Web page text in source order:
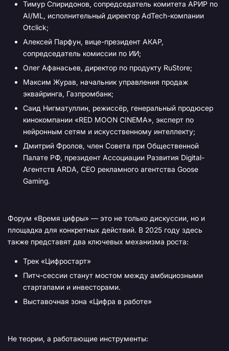
Тимур Спиридонов, сопредседатель комитета АРИР по
AI/ML, исполнительный директор AdTech-компании
Otclick;
Алексей Парфун, вице-президент АКАР,
сопредседатель комиссии по ИИ;
Олег Афанасьев, директор по продукту RuStore;
Максим Журав, начальник управления продаж
эквайринга, Газпромбанк;
Саид Нигматуллин, режиссёр, генеральный продюсер
кинокомпании «RED MOON CINEMA», эксперт по
нейронным сетям и искусственному интеллекту;
Дмитрий Фролов, член Совета при Общественной
Палате РФ, президент Ассоциации Развития Digital-
Агентств ARDA, CEO рекламного агентства Goose
Gaming.
Форум «Время цифры» — это не только дискуссии, но и
площадка для конкретных действий. В 2025 году здесь
также представят два ключевых механизма роста:
Трек «Цифростарт»
Питч-сессии станут мостом между амбициозными
стартапами и инвесторами.
Выставочная зона «Цифра в работе»
Не теории, а работающие инструменты: